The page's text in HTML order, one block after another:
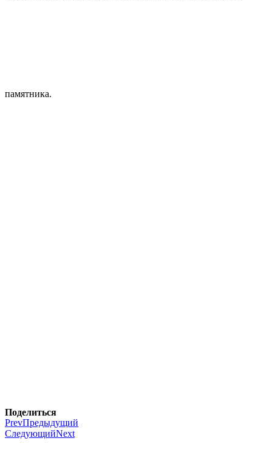
памятника.
Поделиться
PrevПредыдущий
СледующийNext